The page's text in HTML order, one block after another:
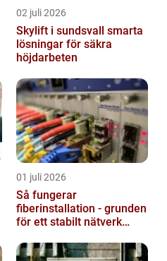
02 juli 2026
Skylift i sundsvall smarta
lösningar för säkra
höjdarbeten
01 juli 2026
Så fungerar
fiberinstallation - grunden
för ett stabilt nätverk